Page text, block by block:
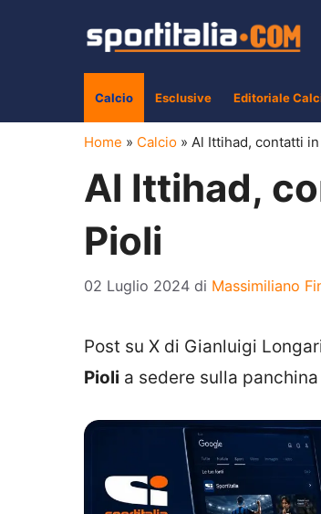
Calcio Esclusive Editoriale
Home » Calcio » Al Ittihad, contatti
Al Ittihad,
Pioli
02 Luglio 2024 di Massimiliano
Post su X di Gianluigi
Pioli a sedere sulla panchina